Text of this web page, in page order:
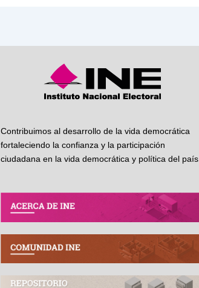
Contribuimos al desarrollo de la vida democrática
fortaleciendo la confianza y la participación
ciudadana en la vida democrática y política del país.